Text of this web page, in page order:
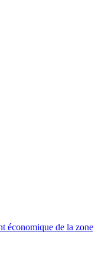
économique de la zone